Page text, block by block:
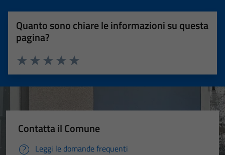
Quanto sono chiare le informazioni su questa
pagina?
Valuta 5 stelle su 5
Valuta 4 stelle su 5
Valuta 3 stelle su 5
Valuta 2 stelle su 5
Valuta 1 stelle su 5
Contatta il Comune
Leggi le domande frequenti